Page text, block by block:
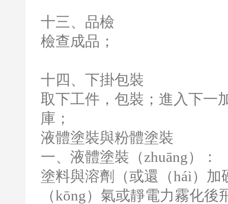
十三、品檢
檢查成品；
十四、下掛包裝
取下工件，包裝；進入下一
庫；
液體塗裝與粉體塗裝
一、液體塗裝（zhuāng）：
塗料與溶劑（或還（hái）
（kōng）氣或靜電力霧化